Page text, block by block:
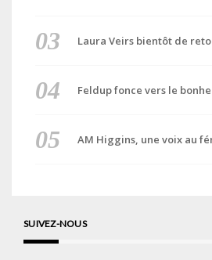
Laura Veirs bientôt de
Feldup fonce vers le
AM Higgins, une voix au
SUIVEZ-NOUS